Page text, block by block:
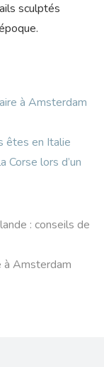
sculptés
à Amsterdam
êtes en Italie
Corse lors d’un
: conseils de
à Amsterdam